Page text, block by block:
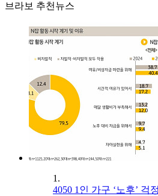
브라보 추천뉴스
1.
4050 1인 가구 ‘노후’ 걱